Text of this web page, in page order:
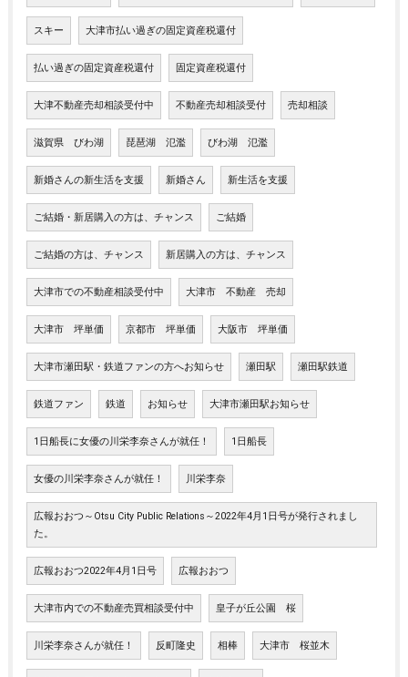
スキー 大津市払い過ぎの固定資産税還付
払い過ぎの固定資産税還付 固定資産税還付
大津不動産売却相談受付中 不動産売却相談受付 売却相談
滋賀県 びわ湖 琵琶湖 氾濫 びわ湖 氾濫
新婚さんの新生活を支援 新婚さん 新生活を支援
ご結婚・新居購入の方は、チャンス ご結婚
ご結婚の方は、チャンス 新居購入の方は、チャンス
大津市での不動産相談受付中 大津市 不動産 売却
大津市 坪単価 京都市 坪単価 大阪市 坪単価
大津市瀬田駅・鉄道ファンの方へお知らせ 瀬田駅 瀬田駅鉄道
鉄道ファン 鉄道 お知らせ 大津市瀬田駅お知らせ
1日船長に女優の川栄李奈さんが就任！ 1日船長
女優の川栄李奈さんが就任！ 川栄李奈
広報おおつ～Otsu City Public Relations～2022年4月1日号が発行されまし
た。
広報おおつ2022年4月1日号 広報おおつ
大津市内での不動産売買相談受付中 皇子が丘公園 桜
川栄李奈さんが就任！ 反町隆史 相棒 大津市 桜並木